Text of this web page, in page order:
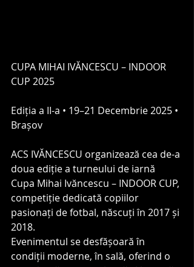
CUPA MIHAI IVĂNCESCU – INDOOR
CUP 2025
Ediția a II-a • 19–21 Decembrie 2025 •
Brașov
ACS IVĂNCESCU organizează cea de-a
doua ediție a turneului de iarnă
Cupa Mihai Ivăncescu – INDOOR CUP,
competiție dedicată copiilor
pasionați de fotbal, născuți în 2017 și
2018.
Evenimentul se desfășoară în
condiții moderne, în sală, oferind o